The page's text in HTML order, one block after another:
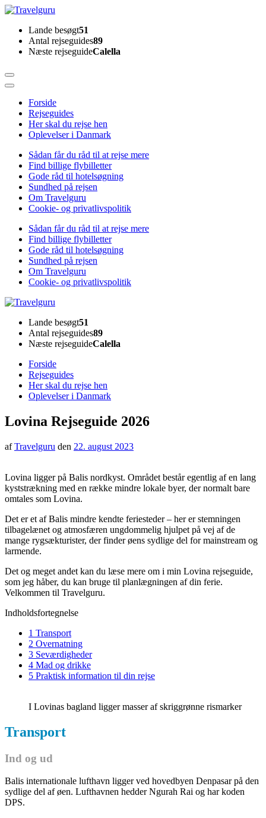
Skip
content
(Press
Enter)
TravelguruLande besøgt51
Antal rejseguides89
Næste rejseguideCalella
Forside
Rejseguides
Her skal du rejse hen
Oplevelser i Danmark
Sådan får du råd til at rejse mere
Find billige flybilletter
Gode råd til hotelsøgning
Sundhed på rejsen
Om Travelguru
Cookie- og privatlivspolitik
Sådan får du råd til at rejse mere
Find billige flybilletter
Gode råd til hotelsøgning
Sundhed på rejsen
Om Travelguru
Cookie- og privatlivspolitik
TravelguruLande besøgt51
Antal rejseguides89
Næste rejseguideCalella
Forside
Rejseguides
Her skal du rejse hen
Oplevelser i Danmark
Lovina Rejseguide 2026
afTravelguru den 22. august 2023
Lovina ligger på Balis nordkyst. Området består egentlig af en lang
kyststrækning med en række mindre lokale byer, der normalt bare
omtales som Lovina.
Det er et af Balis mindre kendte feriesteder – her er stemningen
tilbagelænet og atmosfæren ungdommelig hjulpet på vej af de
mange rygsækturister, der finder øens sydlige del for mainstream og
larmende.
Det og meget andet kan du læse mere om i min Lovina rejseguide,
som jeg håber, du kan bruge til planlægningen af din ferie.
Velkommen til Travelguru.
Indholdsfortegnelse
1 Transport
2 Overnatning
3 Seværdigheder
4 Mad og drikke
5 Praktisk information til din rejse
I Lovinas bagland ligger masser af skriggrønne rismarker
Transport
Ind og ud
Balis internationale lufthavn ligger ved hovedbyen Denpasar på den
sydlige del af øen. Lufthavnen hedder Ngurah Rai og har koden
DPS.